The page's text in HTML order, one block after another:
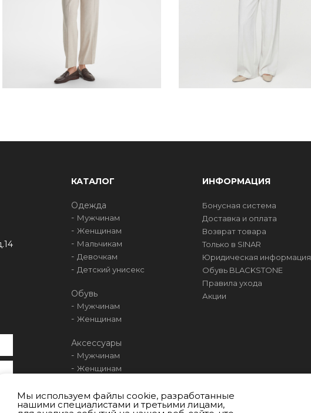
КАТАЛОГ
Одежда
Мужчинам
Женщинам
Мальчикам
Девочкам
Детский унисекс
Обувь
Мужчинам
Женщинам
Аксессуары
Мужчинам
Женщинам
Девочкам
Унисекс
ИНФОРМАЦИЯ
Бонусная система
Доставка и оплата
Возврат товара
Только в SINAR
Юридическая информация
Обувь BLACKSTONE
Правила ухода
Акции
Мы используем файлы cookie, разработанные
нашими специалистами и третьими лицами,